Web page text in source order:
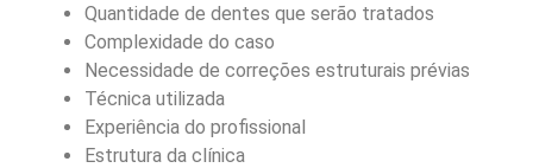
Quantidade de dentes que serão tratados
Complexidade do caso
Necessidade de correções estruturais prévias
Técnica utilizada
Experiência do profissional
Estrutura da clínica